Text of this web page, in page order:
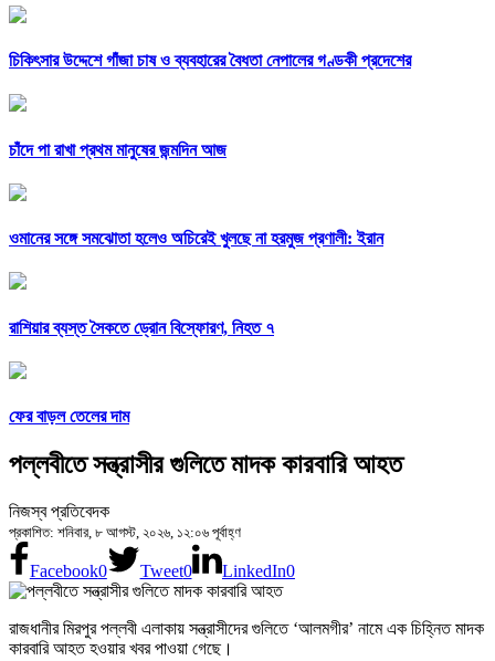
চিকিৎসার উদ্দেশে গাঁজা চাষ ও ব্যবহারের বৈধতা নেপালের গণ্ডকী প্রদেশের
চাঁদে পা রাখা প্রথম মানুষের জন্মদিন আজ
ওমানের সঙ্গে সমঝোতা হলেও অচিরেই খুলছে না হরমুজ প্রণালী: ইরান
রাশিয়ার ব্যস্ত সৈকতে ড্রোন বিস্ফোরণ, নিহত ৭
ফের বাড়ল তেলের দাম
পল্লবীতে সন্ত্রাসীর গুলিতে মাদক কারবারি আহত
নিজস্ব প্রতিবেদক
প্রকাশিত: শনিবার, ৮ আগস্ট, ২০২৬, ১২:০৬ পূর্বাহ্ণ
Facebook0 Tweet0 LinkedIn0
রাজধানীর মিরপুর পল্লবী এলাকায় সন্ত্রাসীদের গুলিতে ‘আলমগীর’ নামে এক চিহ্নিত মাদক
কারবারি আহত হওয়ার খবর পাওয়া গেছে।